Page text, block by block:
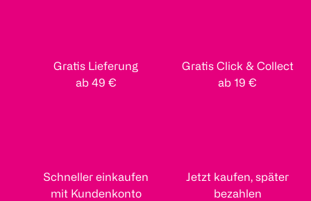
Gratis Lieferung
ab 49 €
Gratis Click & Collect
ab 19 €
Schneller einkaufen
mit Kundenkonto
Jetzt kaufen, später
bezahlen